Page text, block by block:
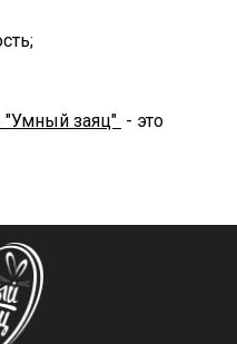
"Умный заяц" - это